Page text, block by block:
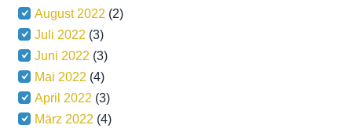
August 2022 (2)
Juli 2022 (3)
Juni 2022 (3)
Mai 2022 (4)
April 2022 (3)
März 2022 (4)